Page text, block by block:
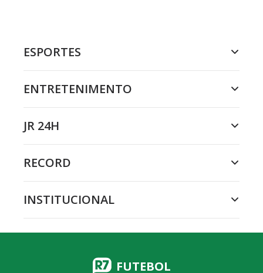
ESPORTES
ENTRETENIMENTO
JR 24H
RECORD
INSTITUCIONAL
FUTEBOL